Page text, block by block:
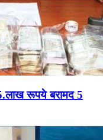
रूपये बरामद 5